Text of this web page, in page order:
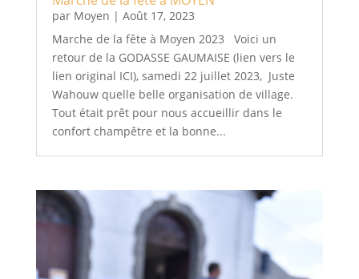
par Moyen | Août 17, 2023
Marche de la fête à Moyen 2023 Voici un
retour de la GODASSE GAUMAISE (lien vers le
lien original ICI), samedi 22 juillet 2023, Juste
Wahouw quelle belle organisation de village.
Tout était prêt pour nous accueillir dans le
confort champêtre et la bonne...